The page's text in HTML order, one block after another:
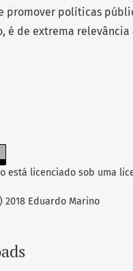
promover políticas
é de extrema
está licenciado sob uma
2018 Eduardo Marino